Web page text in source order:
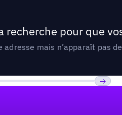
pour que
mais n’apparaît pas